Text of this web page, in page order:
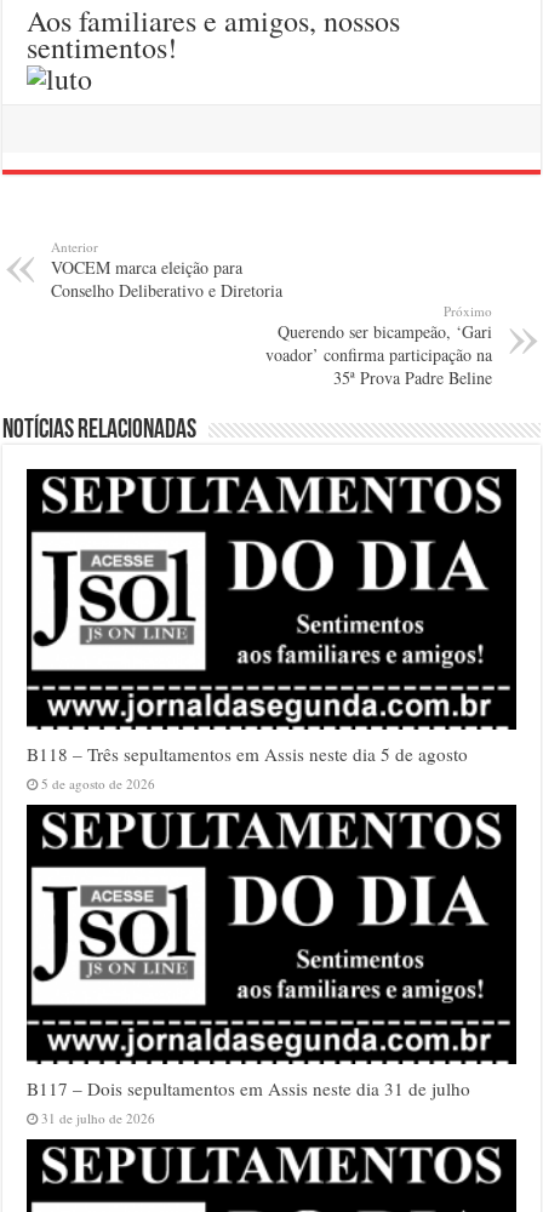
Aos familiares e amigos, nossos
sentimentos!
Anterior
VOCEM marca eleição para
Conselho Deliberativo e Diretoria
Próximo
Querendo ser bicampeão, ‘Gari
voador’ confirma participação na
35ª Prova Padre Beline
Notícias relacionadas
B118 – Três sepultamentos em Assis neste dia 5 de agosto
5 de agosto de 2026
B117 – Dois sepultamentos em Assis neste dia 31 de julho
31 de julho de 2026